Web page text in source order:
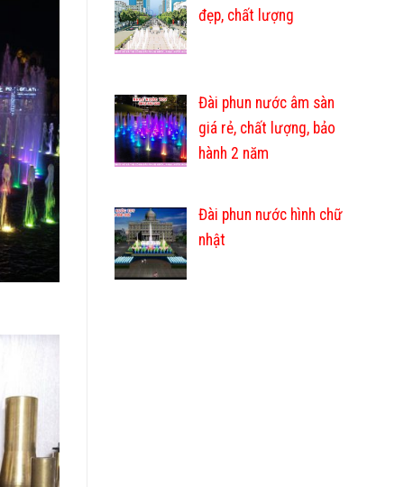
đẹp, chất lượng
Đài phun nước âm sàn
giá rẻ, chất lượng, bảo
hành 2 năm
Đài phun nước hình chữ
nhật